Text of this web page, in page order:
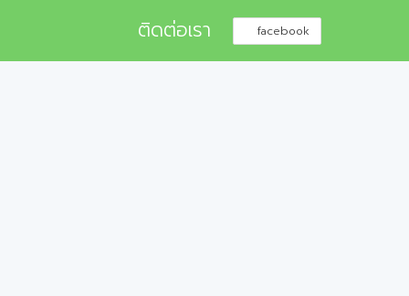
ติดต่อเรา facebook